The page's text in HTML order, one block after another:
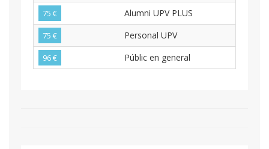
75 € Alumni UPV PLUS
75 € Personal UPV
96 € Públic en general